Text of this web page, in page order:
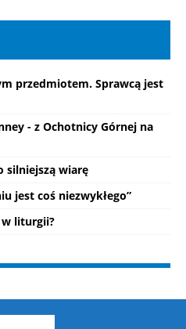
przedmiotem. Sprawcą jest
- z Ochotnicy Górnej na
silniejszą wiarę
jest coś niezwykłego”
w liturgii?